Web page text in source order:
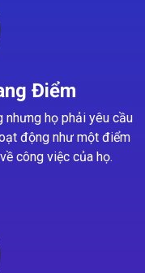
Điểm
nhưng họ phải yêu cầu
động như một điểm
công việc của họ.